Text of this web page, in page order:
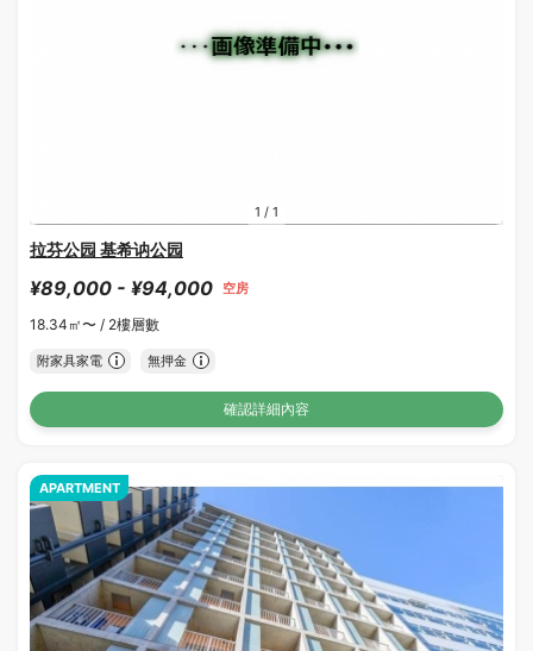
1 / 1
拉芬公园 基希讷公园
¥89,000 - ¥94,000 空房
18.34㎡〜 / 2樓層數
附家具家電 無押金
確認詳細內容
APARTMENT